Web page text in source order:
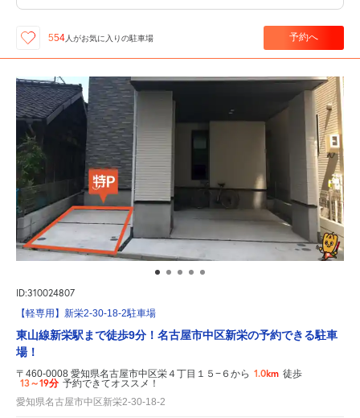
554 人がお気に入りの駐車場 予約へ
ID:310024807
【軽専用】新栄2-30-18-2駐車場
東山線新栄駅まで徒歩9分！名古屋市中区新栄の予約できる駐車
場！
〒460-0008 愛知県名古屋市中区栄４丁目１５−６から 1.0km 徒歩
13～19分 予約できてオススメ！
愛知県名古屋市中区新栄2-30-18-2